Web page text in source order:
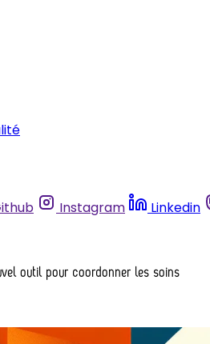
Instagram Linkedin
outil pour coordonner les soins